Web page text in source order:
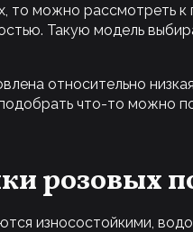
то можно
Такую модель
относительно
подобрать что-то можно
розовых
износостойкими,